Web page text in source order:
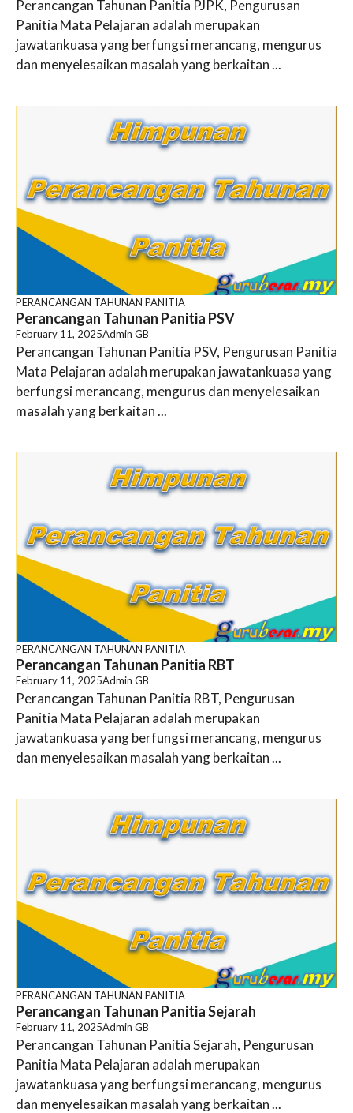
Perancangan Tahunan Panitia PJPK, Pengurusan
Panitia Mata Pelajaran adalah merupakan
jawatankuasa yang berfungsi merancang, mengurus
dan menyelesaikan masalah yang berkaitan ...
PERANCANGAN TAHUNAN PANITIA
Perancangan Tahunan Panitia PSV
February 11, 2025Admin GB
Perancangan Tahunan Panitia PSV, Pengurusan Panitia
Mata Pelajaran adalah merupakan jawatankuasa yang
berfungsi merancang, mengurus dan menyelesaikan
masalah yang berkaitan ...
PERANCANGAN TAHUNAN PANITIA
Perancangan Tahunan Panitia RBT
February 11, 2025Admin GB
Perancangan Tahunan Panitia RBT, Pengurusan
Panitia Mata Pelajaran adalah merupakan
jawatankuasa yang berfungsi merancang, mengurus
dan menyelesaikan masalah yang berkaitan ...
PERANCANGAN TAHUNAN PANITIA
Perancangan Tahunan Panitia Sejarah
February 11, 2025Admin GB
Perancangan Tahunan Panitia Sejarah, Pengurusan
Panitia Mata Pelajaran adalah merupakan
jawatankuasa yang berfungsi merancang, mengurus
dan menyelesaikan masalah yang berkaitan ...